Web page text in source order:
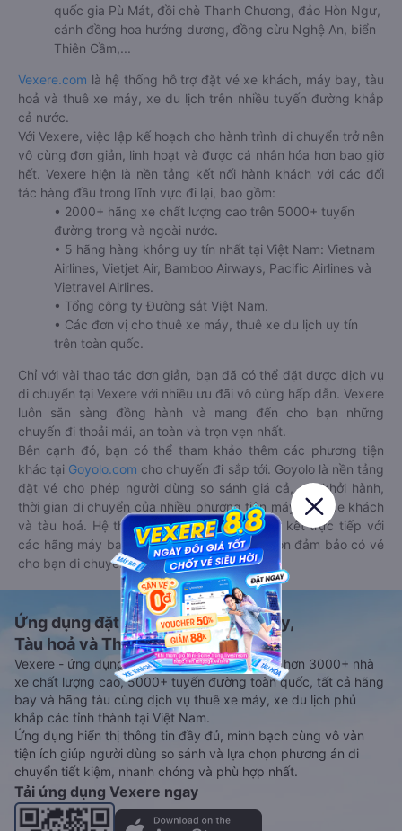
quốc gia Pù Mát, đồi chè Thanh Chương, đảo Hòn Ngư,
cánh đồng hoa hướng dương, đồng cừu Nghệ An, biển
Thiên Cầm,...
Vexere.com là hệ thống hỗ trợ đặt vé xe khách, máy bay, tàu
hoả và thuê xe máy, xe du lịch trên nhiều tuyến đường khắp
cả nước.
Với Vexere, việc lập kế hoạch cho hành trình di chuyển trở nên
vô cùng đơn giản, linh hoạt và được cá nhân hóa hơn bao giờ
hết. Vexere hiện là nền tảng kết nối hành khách với các đối
tác hàng đầu trong lĩnh vực đi lại, bao gồm:
• 2000+ hãng xe chất lượng cao trên 5000+ tuyến
đường trong và ngoài nước.
• 5 hãng hàng không uy tín nhất tại Việt Nam: Vietnam
Airlines, Vietjet Air, Bamboo Airways, Pacific Airlines và
Vietravel Airlines.
• Tổng công ty Đường sắt Việt Nam.
• Các đơn vị cho thuê xe máy, thuê xe du lịch uy tín
trên toàn quốc.
Chỉ với vài thao tác đơn giản, bạn đã có thể đặt được dịch vụ
di chuyển tại Vexere với nhiều ưu đãi vô cùng hấp dẫn. Vexere
luôn sẵn sàng đồng hành và mang đến cho bạn những
chuyến đi thoải mái, an toàn và trọn vẹn nhất.
Bên cạnh đó, bạn có thể tham khảo thêm các phương tiện
khác tại Goyolo.com cho chuyến đi sắp tới. Goyolo là nền tảng
đặt vé cho phép người dùng so sánh giá cả, giờ khởi hành,
thời gian di chuyển của nhiều phương tiện máy bay, xe khách
và tàu hoả. Hệ thống của Goyolo được liên kết trực tiếp với
các hãng máy bay, xe khách và tàu hoả, luôn đảm bảo có vé
cho bạn di chuyển.
Ứng dụng đặt vé Xe khách, Máy bay,
Tàu hoả và Thuê xe
Vexere - ứng dụng đặt vé đa phương tiện với hơn 3000+ nhà
xe chất lượng cao, 5000+ tuyến đường toàn quốc, tất cả hãng
bay và hãng tàu cùng dịch vụ thuê xe máy, xe du lịch phủ
khắp các tỉnh thành tại Việt Nam.
Ứng dụng hiển thị thông tin đầy đủ, minh bạch cùng vô vàn
tiện ích giúp người dùng so sánh và lựa chọn phương án di
chuyển tiết kiệm, nhanh chóng và phù hợp nhất.
Tải ứng dụng Vexere ngay